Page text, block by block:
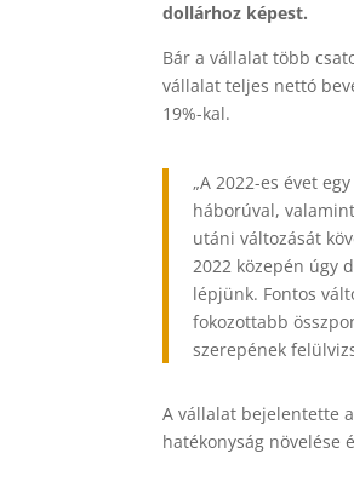
dollárhoz képest.
Bár a vállalat több
vállalat teljes nettó
19%-kal.
„A 2022-es évet
háborúval,
utáni változását
2022 közepén úgy
lépjünk. Fontos
fokozottabb
szerepének
A vállalat bejelentette
hatékonyság növelése